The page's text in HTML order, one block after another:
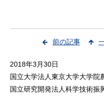
前の記事
2018年3月30日
国立大学法人東京大学大学院
国立研究開発法人科学技術振